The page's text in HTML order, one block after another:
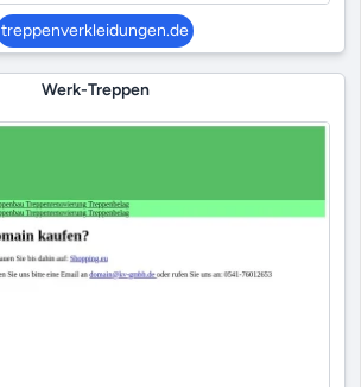
treppenverkleidungen.de
Werk-Treppen